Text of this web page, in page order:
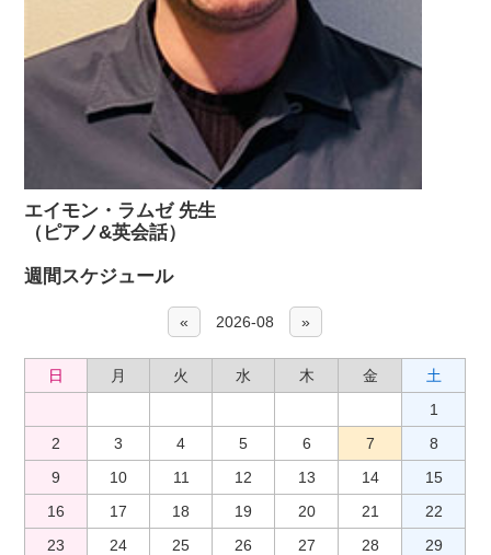
エイモン・ラムゼ 先生
（ピアノ&英会話）
週間スケジュール
« 2026-08 »
日 月 火 水 木 金
土
1
2
3 4 5 6 7
8
9
10 11 12 13 14
15
16
17 18 19 20 21
22
23
24 25 26 27 28
29